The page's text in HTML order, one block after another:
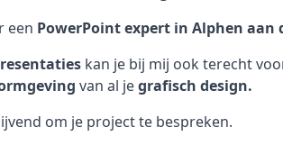
een PowerPoint expert in Alphen aan
kan je bij mij ook terecht
van al jegrafisch design.
om je project te bespreken.